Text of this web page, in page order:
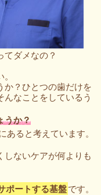
てダメなの？
か？ひとつの歯だけを
なことをしているう
うか？
あると考えています。
しないケアが何よりも
ポートする基盤です。